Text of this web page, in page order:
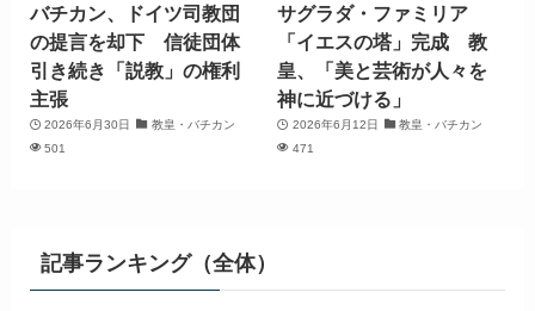
バチカン、ドイツ司教団
の提言を却下 信徒団体
引き続き「説教」の権利
主張
2026年6月30日
教皇・バチカン
501
サグラダ・ファミリア
「イエスの塔」完成 教
皇、「美と芸術が人々を
神に近づける」
2026年6月12日
教皇・バチカン
471
記事ランキング（全体）